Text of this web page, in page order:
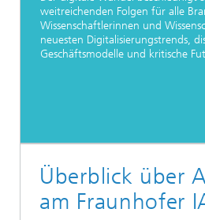
weitreichenden Folgen für alle
Wissenschaftlerinnen und
neuesten Digitalisierungstrends,
Geschäftsmodelle und kritische
Überblick über
am Fraunhofer